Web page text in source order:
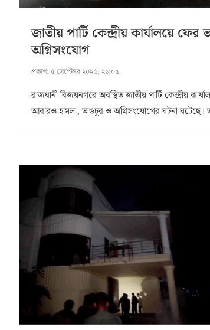
জাতীয় পার্টি কেন্দ্রীয় কার্যালয়ে ফের
অগ্নিসংযোগ
প্রকাশ: ৫ সেপ্টেম্বর ২০২৫, ২১:০৫
রাজধানী বিজয়নগরে অবস্থিত জাতীয় পার্টি কেন্দ্রীয়
আবারও হামলা, ভাঙচুর ও অগ্নিসংযোগের ঘটনা